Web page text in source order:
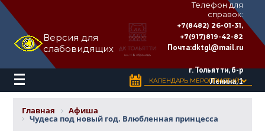
Версия для
слабовидящих
ДВОРЕЦ
КУЛЬТУРЫ
«ТОЛЬЯТТИ»
имени
Телефон для
справок:
+7(8482) 26-01-31,
+7(917)819-42-82
Почта:dktgl@mail.ru
г. Тольятти, б-р
Ленина, 1
КАЛЕНДАРЬ МЕРОПРИЯТИЙ
Главная Афиша
Чудеса под новый год. Влюбленная принцесса